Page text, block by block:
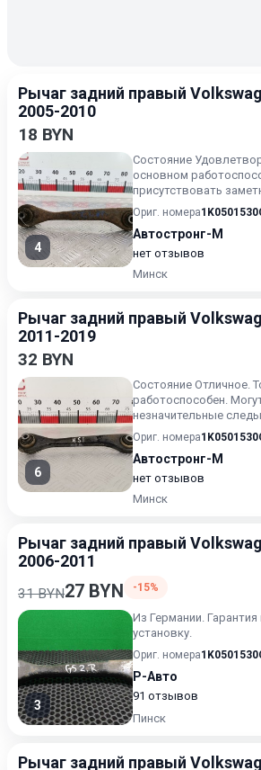
Рычаг задний правый
2005-2010
18 BYN
4
Состояние
основном
присутствовать
эксплуатации,
Ориг. номера
Автостронг-М
нет отзывов
Минск
Рычаг задний правый
2011-2019
32 BYN
6
Состояние Отличное.
работоспособен.
незначительные
царапины на
Ориг. номера
Автостронг-М
нет отзывов
Минск
Рычаг задний правый
2006-2011
31 BYN27 BYN -15%
3
Из Германии. Гарантия
установку.
Ориг. номера
Р-Авто
91 отзывов
Пинск
Рычаг задний правый